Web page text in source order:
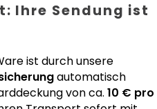
Ihre Sendung ist
ist durch unsere
automatisch
von ca. 10 € pro